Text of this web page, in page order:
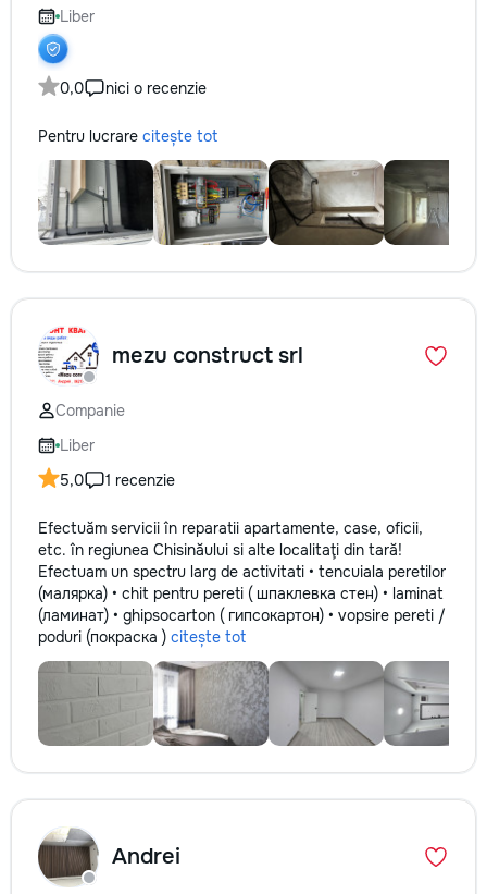
Liber
0,0 nici o recenzie
Pentru lucrare citește tot
mezu construct srl
Companie
Liber
5,0
1 recenzie
Efectuăm servicii în reparatii apartamente, case, oficii,
etc. în regiunea Chisinăului si alte localitaţi din tară!
Efectuam un spectru larg de activitati • tencuiala peretilor
(малярка) • chit pentru pereti ( шпаклевка стен) • laminat
(ламинат) • ghipsocarton ( гипсокартон) • vopsire pereti /
poduri (покраска ) citește tot
Andrei